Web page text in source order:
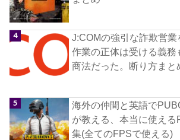
J:COMの強引な詐欺営
作業の正体は受ける義務
商法だった。断り方まと
海外の仲間と英語で
が教える、本当に使え
集(全てのFPSで使える)